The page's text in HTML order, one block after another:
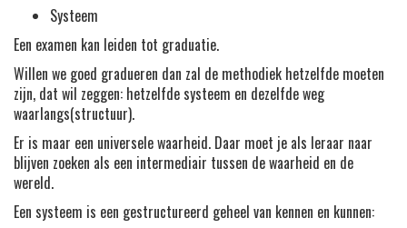
Systeem
Een examen kan leiden tot graduatie.
Willen we goed gradueren dan zal de methodiek hetzelfde moeten
zijn, dat wil zeggen: hetzelfde systeem en dezelfde weg
waarlangs(structuur).
Er is maar een universele waarheid. Daar moet je als leraar naar
blijven zoeken als een intermediair tussen de waarheid en de
wereld.
Een systeem is een gestructureerd geheel van kennen en kunnen: